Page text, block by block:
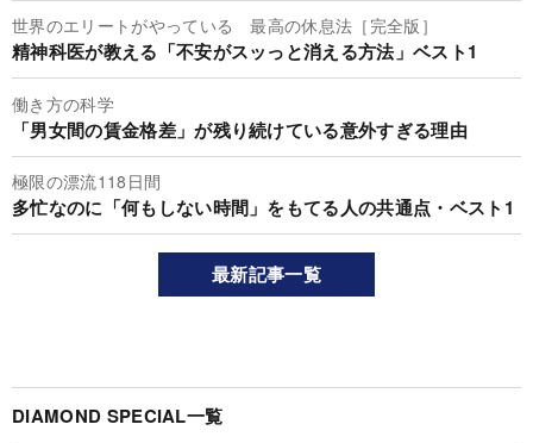
世界のエリートがやっている 最高の休息法［完全版］
精神科医が教える「不安がスッっと消える方法」ベスト1
働き方の科学
「男女間の賃金格差」が残り続けている意外すぎる理由
極限の漂流118日間
多忙なのに「何もしない時間」をもてる人の共通点・ベスト1
最新記事一覧
DIAMOND SPECIAL一覧